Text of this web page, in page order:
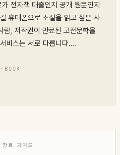
전자책 대출인지 공개 원문인지
휴대폰으로 소설을 읽고 싶은 사
람, 저작권이 만료된 고전문학을
비스는 서로 다릅니다.…
· BOOK
르 가이드